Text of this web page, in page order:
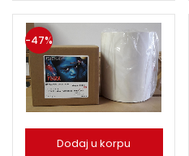
Dodaj u korpu
-47%